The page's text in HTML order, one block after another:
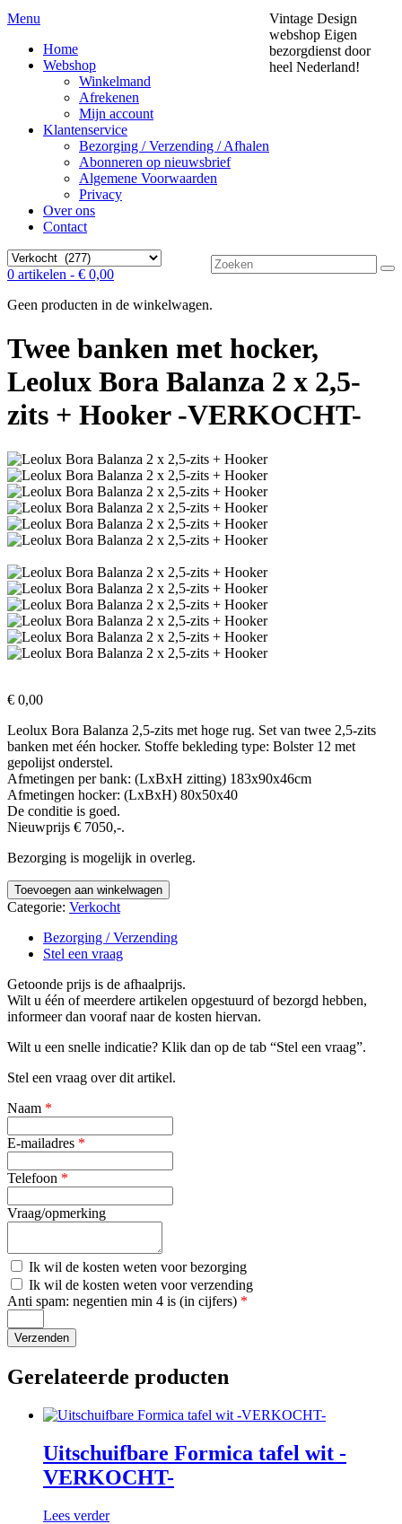
Menu
Home
Webshop
Winkelmand
Afrekenen
Mijn account
Klantenservice
Bezorging / Verzending / Afhalen
Abonneren op nieuwsbrief
Algemene Voorwaarden
Privacy
Over ons
Contact
Zoek
naar:
Vintage Design
webshop Eigen
bezorgdienst door
heel Nederland!
0 artikelen - € 0,00
Geen producten in de winkelwagen.
Twee banken met hocker,
Leolux Bora Balanza 2 x 2,5-
zits + Hooker -VERKOCHT-
€ 0,00
Leolux Bora Balanza 2,5-zits met hoge rug. Set van twee 2,5-zits
banken met één hocker. Stoffe bekleding type: Bolster 12 met
gepolijst onderstel.
Afmetingen per bank: (LxBxH zitting) 183x90x46cm
Afmetingen hocker: (LxBxH) 80x50x40
De conditie is goed.
Nieuwprijs € 7050,-.
Bezorging is mogelijk in overleg.
Twee
banken
hocker,
Leolux
Balanza
2
x
zits
Hooker
VERKOCHT-
Toevoegen aan winkelwagen
Categorie: Verkocht
Bezorging / Verzending
Stel een vraag
Getoonde prijs is de afhaalprijs.
Wilt u één of meerdere artikelen opgestuurd of bezorgd hebben,
informeer dan vooraf naar de kosten hiervan.
Wilt u een snelle indicatie? Klik dan op de tab “Stel een vraag”.
Stel een vraag over dit artikel.
Naam *
E-mailadres *
Telefoon *
Vraag/opmerking
Kosten
bezorging
Ik wil de kosten weten voor bezorging
Kosten
verzending
Ik wil de kosten weten voor verzending
Anti spam: negentien min 4 is (in cijfers) *
Gerelateerde producten
Uitschuifbare Formica tafel wit -
VERKOCHT-
Lees verder